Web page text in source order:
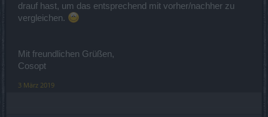
drauf hast, um das entsprechend mit vorher/nachher zu
vergleichen.
Mit freundlichen Grüßen,
Cosopt
3 März 2019